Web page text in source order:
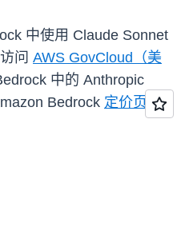
中使用 Claude Sonnet
问 AWS GovCloud（美
中的 Anthropic
Bedrock 定价页